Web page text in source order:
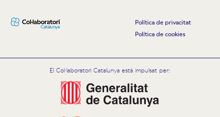
Política de privacitat
Política de cookies
El Col·laboratori Catalunya està impulsat per: